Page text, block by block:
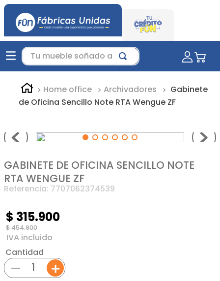
Tu mueble soñado aquí...
Home office Archivadores
Gabinete
de Oficina Sencillo Note RTA Wengue ZF
GABINETE DE OFICINA SENCILLO NOTE
RTA WENGUE ZF
Referencia: 7707062374539
$454.900
$ 315.900
Cantidad
＋
－